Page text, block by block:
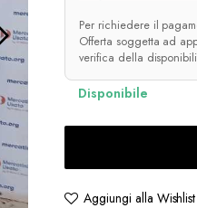
Per richiedere il
Offerta soggetta ad
verifica della
Aggiungi alla Wishlist